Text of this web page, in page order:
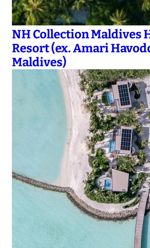
NH Collection Maldives
Resort (ex. Amari
Maldives)